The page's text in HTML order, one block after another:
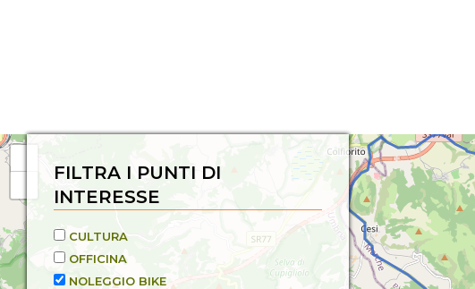
FILTRA I PUNTI DI
INTERESSE
CULTURA
OFFICINA
NOLEGGIO BIKE